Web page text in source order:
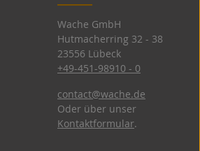
Wache GmbH
Hutmacherring 32 ­- 38
23556 Lübeck
+49-451-98910 - 0
contact@wache.de
Oder über unser
Kontaktformular.